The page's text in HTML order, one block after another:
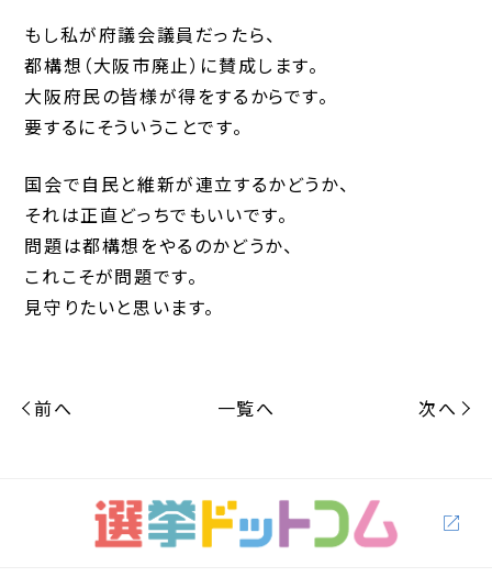
もし私が府議会議員だったら、
都構想（大阪市廃止）に賛成します。
大阪府民の皆様が得をするからです。
要するにそういうことです。
国会で自民と維新が連立するかどうか、
それは正直どっちでもいいです。
問題は都構想をやるのかどうか、
これこそが問題です。
見守りたいと思います。
前へ 一覧へ 次へ